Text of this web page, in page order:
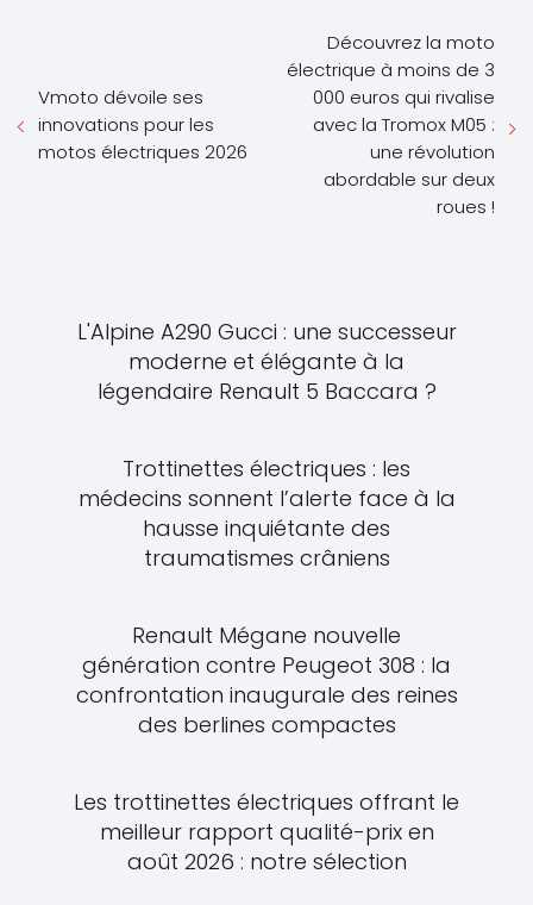
Vmoto dévoile ses
innovations pour les
motos électriques 2026
Découvrez la moto
électrique à moins de 3
000 euros qui rivalise
avec la Tromox M05 :
une révolution
abordable sur deux
roues !
L'Alpine A290 Gucci : une successeur
moderne et élégante à la
légendaire Renault 5 Baccara ?
Trottinettes électriques : les
médecins sonnent l’alerte face à la
hausse inquiétante des
traumatismes crâniens
Renault Mégane nouvelle
génération contre Peugeot 308 : la
confrontation inaugurale des reines
des berlines compactes
Les trottinettes électriques offrant le
meilleur rapport qualité-prix en
août 2026 : notre sélection